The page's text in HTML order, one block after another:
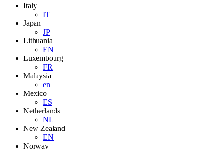
Italy
IT
Japan
JP
Lithuania
EN
Luxembourg
FR
Malaysia
en
Mexico
ES
Netherlands
NL
New Zealand
EN
Norway